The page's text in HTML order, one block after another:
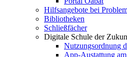
Hilfsangebote bei
Bibliotheken
Schließfächer
Digitale Schule der
Nutzungsordnung
App-Austattung